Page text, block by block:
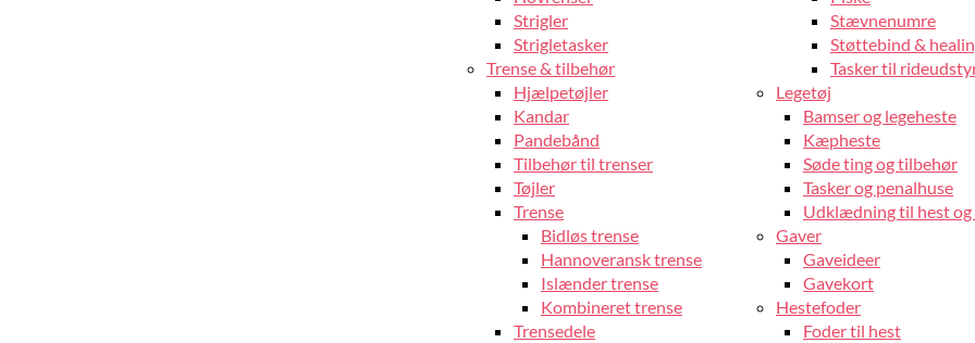
Strigler
Strigletasker
Trense & tilbehør
Hjælpetøjler
Kandar
Pandebånd
Tilbehør til trenser
Tøjler
Trense
Bidløs trense
Hannoveransk trense
Islænder trense
Kombineret trense
Trensedele
Stævnenumre
Støttebind &
Tasker til
Legetøj
Bamser og legeheste
Kæpheste
Søde ting og tilbehør
Tasker og penalhuse
Udklædning til hest
Gaver
Gaveideer
Gavekort
Hestefoder
Foder til hest